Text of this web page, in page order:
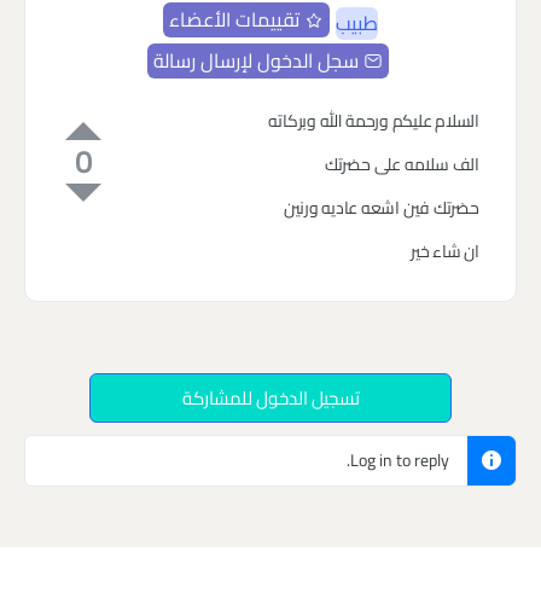
طبيب
تقييمات الأعضاء
سجل الدخول لإرسال رسالة
0
السلام عليكم ورحمة الله وبركاته
الف سلامه على حضرتك
حضرتك فين اشعه عاديه ورنين
ان شاء خير
تسجيل الدخول للمشاركة
Log in to reply.